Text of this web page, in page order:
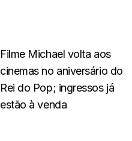
Filme Michael volta aos
cinemas no aniversário do
Rei do Pop; ingressos já
estão à venda